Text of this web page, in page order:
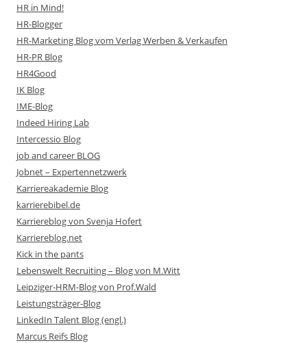
HR in Mind!
HR-Blogger
HR-Marketing Blog vom Verlag Werben & Verkaufen
HR-PR Blog
HR4Good
IK Blog
IME-Blog
Indeed Hiring Lab
Intercessio Blog
job and career BLOG
Jobnet – Expertennetzwerk
Karriereakademie Blog
karrierebibel.de
Karriereblog von Svenja Hofert
Karriereblog.net
Kick in the pants
Lebenswelt Recruiting – Blog von M.Witt
Leipziger-HRM-Blog von Prof.Wald
Leistungsträger-Blog
LinkedIn Talent Blog (engl.)
Marcus Reifs Blog